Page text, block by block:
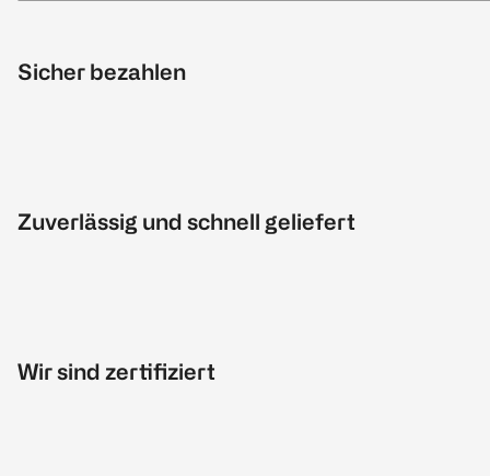
Sicher bezahlen
Zuverlässig und schnell geliefert
Wir sind zertifiziert